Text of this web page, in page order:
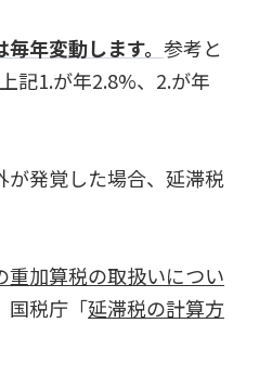
年変動します。 参考と
記1.が年2.8%、2.が年
発覚した場合、延滞税
重加算税の取扱いについ
国税庁「延滞税の計算方